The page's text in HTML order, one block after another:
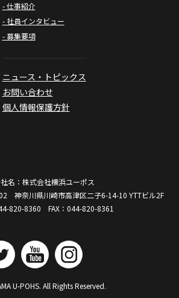
- 仕事紹介
- 社員インタビュー
- 募集要項
ニュース・トピックス
お問い合わせ
個人情報保護方針
名：株式会社横浜ユーポス
神奈川県川崎市高津区二子6-14-10 YTTビル2F
820-8360 FAX：044-820-8361
U-POHS. All Rights Reserved.